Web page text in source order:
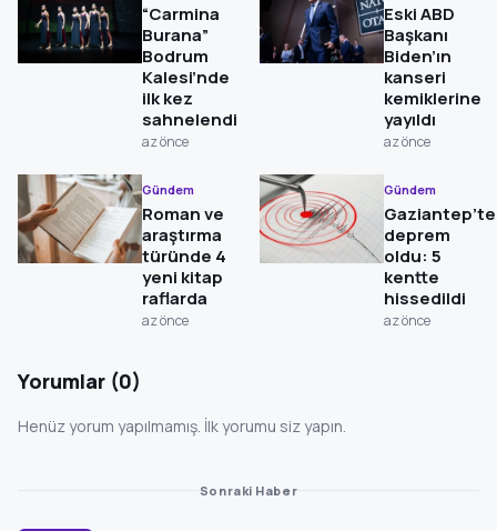
“Carmina
Burana”
Bodrum
Kalesi’nde
ilk kez
sahnelendi
az önce
Eski ABD
Başkanı
Biden’ın
kanseri
kemiklerine
yayıldı
az önce
Gündem
Roman ve
araştırma
türünde 4
yeni kitap
raflarda
az önce
Gündem
Gaziantep’te
deprem
oldu: 5
kentte
hissedildi
az önce
Yorumlar (0)
Henüz yorum yapılmamış. İlk yorumu siz yapın.
Sonraki Haber